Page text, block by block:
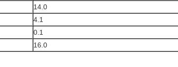
14.0
4.1
0.1
16.0